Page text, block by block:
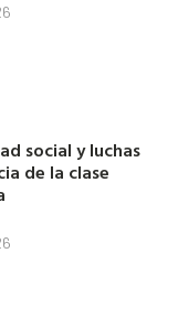
social y luchas
de la clase